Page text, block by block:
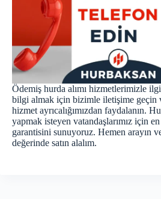
Ödemiş hurda alımı hizmetlerimizle
bilgi almak için bizimle iletişime geçin
hizmet ayrıcalığımızdan faydalanın.
yapmak isteyen vatandaşlarımız için
garantisini sunuyoruz. Hemen arayın ve
değerinde satın alalım.